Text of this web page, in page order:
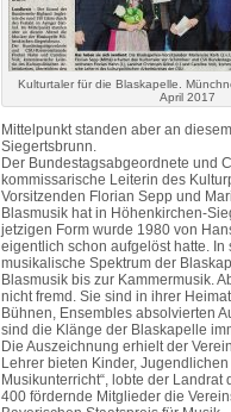
Kulturtaler für die Blaskapelle.
April 2017
Mittelpunkt standen aber an
Siegertsbrunn.
Der Bundestagsabgeordnete und
kommissarische Leiterin des
Vorsitzenden Florian Sepp und
Blasmusik hat in Höhenkirchen-
jetzigen Form wurde 1980 von
eigentlich schon aufgelöst hatte.
musikalische Spektrum der
Blasmusik bis zur Kammermusik.
nicht fremd. Sie sind in ihrer
Bühnen, Ensembles absolvierten
sind die Klänge der Blaskapelle
Die Auszeichnung erhielt der
Lehrer bieten Kinder,
Musikunterricht“, lobte der
400 fördernde Mitglieder die